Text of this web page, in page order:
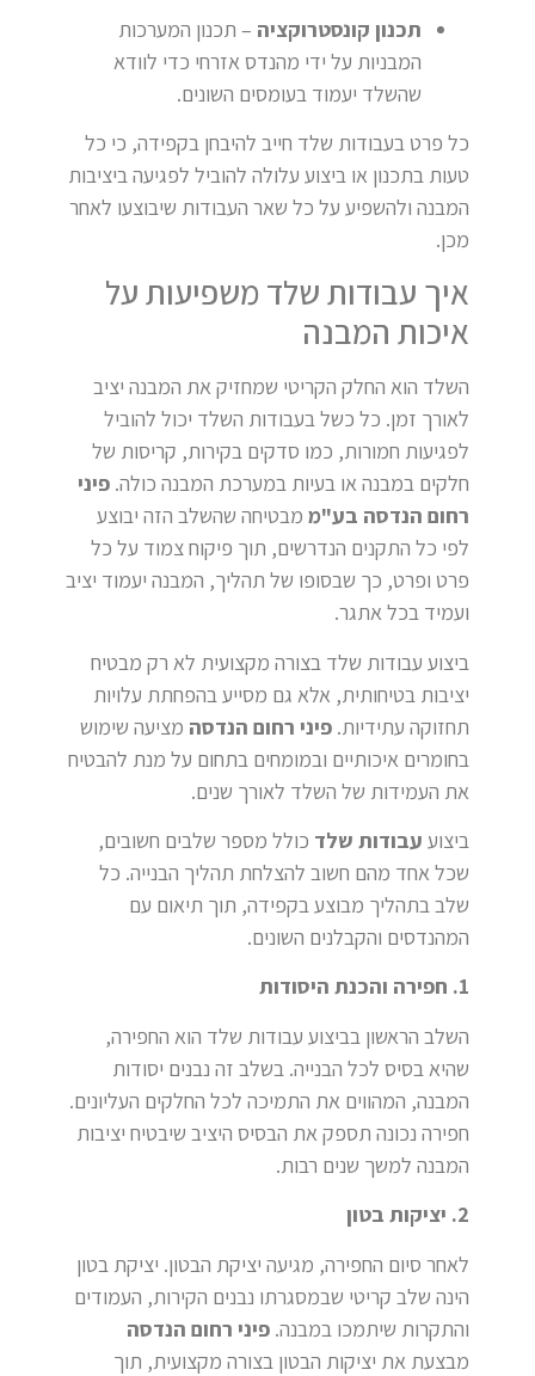
תכנון קונסטרוקציה – תכנון המערכות
המבניות על ידי מהנדס אזרחי כדי לוודא
שהשלד יעמוד בעומסים השונים.
כל פרט בעבודות שלד חייב להיבחן בקפידה, כי כל
טעות בתכנון או ביצוע עלולה להוביל לפגיעה ביציבות
המבנה ולהשפיע על כל שאר העבודות שיבוצעו לאחר
מכן.
איך עבודות שלד משפיעות על
איכות המבנה
השלד הוא החלק הקריטי שמחזיק את המבנה יציב
לאורך זמן. כל כשל בעבודות השלד יכול להוביל
לפגיעות חמורות, כמו סדקים בקירות, קריסות של
חלקים במבנה או בעיות במערכת המבנה כולה. פיני
רחום הנדסה בע"ממבטיחה שהשלב הזה יבוצע
לפי כל התקנים הנדרשים, תוך פיקוח צמוד על כל
פרט ופרט, כך שבסופו של תהליך, המבנה יעמוד יציב
ועמיד בכל אתגר.
ביצוע עבודות שלד בצורה מקצועית לא רק מבטיח
יציבות בטיחותית, אלא גם מסייע בהפחתת עלויות
תחזוקה עתידיות. פיני רחום הנדסה מציעה שימוש
בחומרים איכותיים ובמומחים בתחום על מנת להבטיח
את העמידות של השלד לאורך שנים.
ביצוע עבודות שלד כולל מספר שלבים חשובים,
שכל אחד מהם חשוב להצלחת תהליך הבנייה. כל
שלב בתהליך מבוצע בקפידה, תוך תיאום עם
המהנדסים והקבלנים השונים.
1. חפירה והכנת היסודות
השלב הראשון בביצוע עבודות שלד הוא החפירה,
שהיא בסיס לכל הבנייה. בשלב זה נבנים יסודות
המבנה, המהווים את התמיכה לכל החלקים העליונים.
חפירה נכונה תספק את הבסיס היציב שיבטיח יציבות
המבנה למשך שנים רבות.
2. יציקות בטון
לאחר סיום החפירה, מגיעה יציקת הבטון. יציקת בטון
הינה שלב קריטי שבמסגרתו נבנים הקירות, העמודים
והתקרות שיתמכו במבנה. פיני רחום הנדסה
מבצעת את יציקות הבטון בצורה מקצועית, תוך